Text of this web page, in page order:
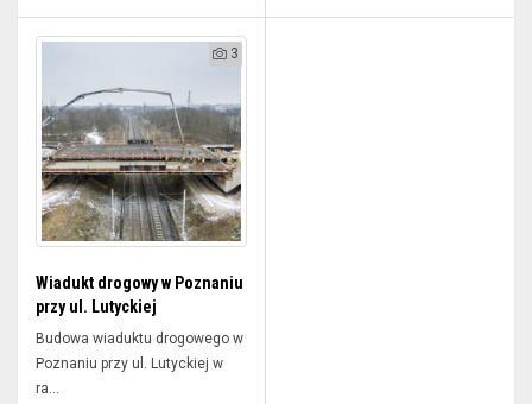
3
Wiadukt drogowy w Poznaniu
przy ul. Lutyckiej
Budowa wiaduktu drogowego w
Poznaniu przy ul. Lutyckiej w
ra...